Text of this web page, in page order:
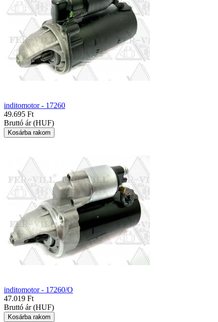
inditomotor - 17260
49.695 Ft
Bruttó ár (HUF)
inditomotor - 17260/O
47.019 Ft
Bruttó ár (HUF)